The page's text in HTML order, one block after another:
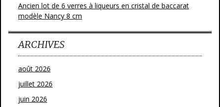
Ancien lot de 6 verres à liqueurs en cristal de baccarat
modèle Nancy 8 cm
ARCHIVES
août 2026
juillet 2026
juin 2026